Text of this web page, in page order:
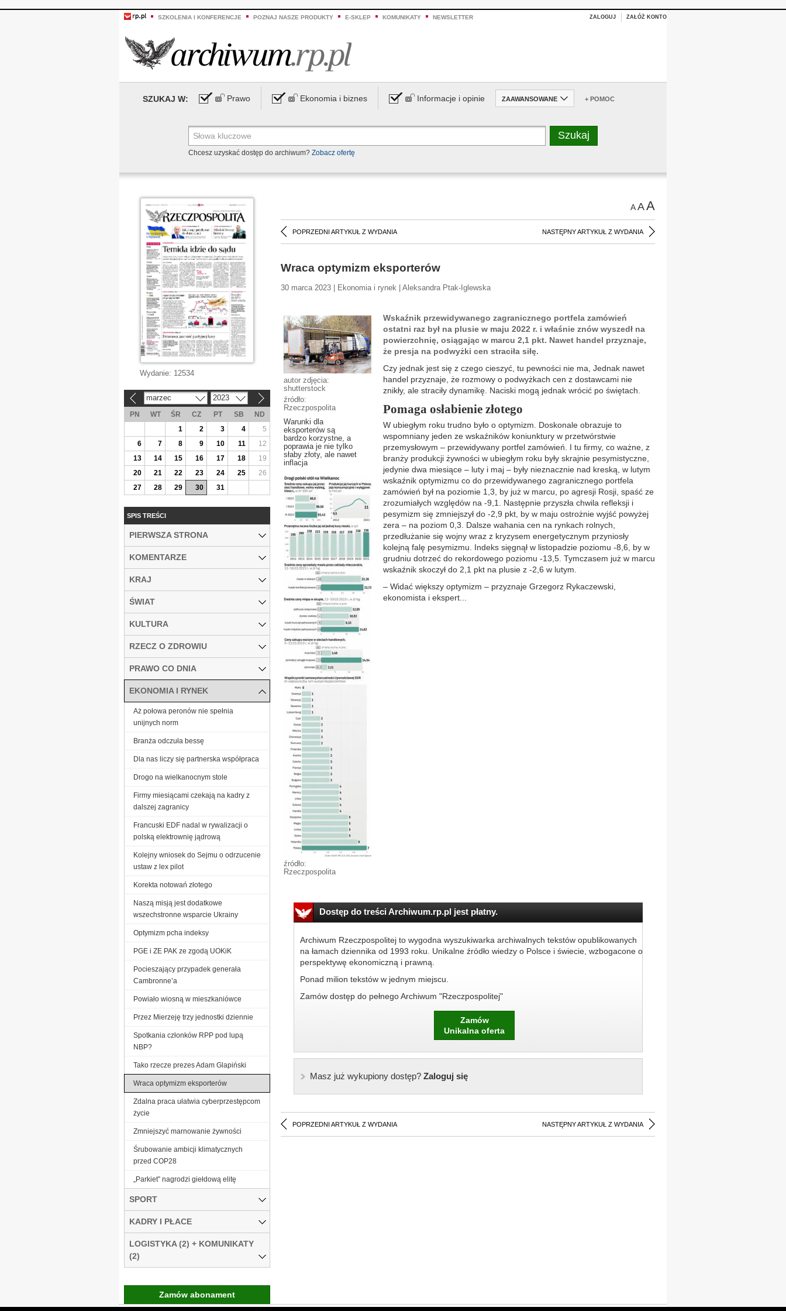
SZKOLENIA I KONFERENCJE POZNAJ NASZE PRODUKTY E-SKLEP KOMUNIKATY NEWSLETTER ZALOGUJ ZAŁÓŻ KONTO
SZUKAJ W: Prawo Ekonomia i biznes Informacje i opinie ZAAWANSOWANE + POMOC
Chcesz uzyskać dostęp do archiwum? Zobacz ofertę
AAA
POPRZEDNI ARTYKUŁ Z WYDANIA NASTĘPNY ARTYKUŁ Z WYDANIA
Wraca optymizm eksporterów
30 marca 2023 | Ekonomia i rynek | Aleksandra Ptak-Iglewska
autor zdjęcia:
shutterstock
źródło:
Rzeczpospolita
Warunki dla
eksporterów są
bardzo korzystne, a
poprawia je nie tylko
słaby złoty, ale nawet
inflacja
źródło:
Rzeczpospolita
Wskaźnik przewidywanego zagranicznego portfela zamówień
ostatni raz był na plusie w maju 2022 r. i właśnie znów wyszedł na
powierzchnię, osiągając w marcu 2,1 pkt. Nawet handel przyznaje,
że presja na podwyżki cen straciła siłę.
Czy jednak jest się z czego cieszyć, tu pewności nie ma, Jednak nawet
handel przyznaje, że rozmowy o podwyżkach cen z dostawcami nie
znikły, ale straciły dynamikę. Naciski mogą jednak wrócić po świętach.
Pomaga osłabienie złotego
W ubiegłym roku trudno było o optymizm. Doskonale obrazuje to
wspomniany jeden ze wskaźników koniunktury w przetwórstwie
przemysłowym – przewidywany portfel zamówień. I tu firmy, co ważne, z
branży produkcji żywności w ubiegłym roku były skrajnie pesymistyczne,
jedynie dwa miesiące – luty i maj – były nieznacznie nad kreską, w lutym
wskaźnik optymizmu co do przewidywanego zagranicznego portfela
zamówień był na poziomie 1,3, by już w marcu, po agresji Rosji, spaść ze
zrozumiałych względów na -9,1. Następnie przyszła chwila refleksji i
pesymizm się zmniejszył do -2,9 pkt, by w maju ostrożnie wyjść powyżej
zera – na poziom 0,3. Dalsze wahania cen na rynkach rolnych,
przedłużanie się wojny wraz z kryzysem energetycznym przyniosły
kolejną falę pesymizmu. Indeks sięgnął w listopadzie poziomu -8,6, by w
grudniu dotrzeć do rekordowego poziomu -13,5. Tymczasem już w marcu
wskaźnik skoczył do 2,1 pkt na plusie z -2,6 w lutym.
– Widać większy optymizm – przyznaje Grzegorz Rykaczewski,
ekonomista i ekspert...
Dostęp do treści Archiwum.rp.pl jest płatny.
Archiwum Rzeczpospolitej to wygodna wyszukiwarka archiwalnych tekstów opublikowanych
na łamach dziennika od 1993 roku. Unikalne źródło wiedzy o Polsce i świecie, wzbogacone o
perspektywę ekonomiczną i prawną.
Ponad milion tekstów w jednym miejscu.
Zamów dostęp do pełnego Archiwum "Rzeczpospolitej"
Zamów
Unikalna oferta
Masz już wykupiony dostęp?Zaloguj się
POPRZEDNI ARTYKUŁ Z WYDANIA NASTĘPNY ARTYKUŁ Z WYDANIA
Wydanie: 12534
marzec 2023
PN WT ŚR CZ PT SB
ND
1
2 3 4
5
6
7 8 9 10 11
12
13
14 15 16 17 18
19
20
21 22 23 24 25
26
27
28 29 30 31
SPIS TREŚCI
PIERWSZA STRONA
KOMENTARZE
KRAJ
ŚWIAT
KULTURA
RZECZ O ZDROWIU
PRAWO CO DNIA
EKONOMIA I RYNEK
Aż połowa peronów nie spełnia
unijnych norm
Branża odczuła bessę
Dla nas liczy się partnerska współpraca
Drogo na wielkanocnym stole
Firmy miesiącami czekają na kadry z
dalszej zagranicy
Francuski EDF nadal w rywalizacji o
polską elektrownię jądrową
Kolejny wniosek do Sejmu o odrzucenie
ustaw z lex pilot
Korekta notowań złotego
Naszą misją jest dodatkowe
wszechstronne wsparcie Ukrainy
Optymizm pcha indeksy
PGE i ZE PAK ze zgodą UOKiK
Pocieszający przypadek generała
Cambronne’a
Powiało wiosną w mieszkaniówce
Przez Mierzeję trzy jednostki dziennie
Spotkania członków RPP pod lupą
NBP?
Tako rzecze prezes Adam Glapiński
Wraca optymizm eksporterów
Zdalna praca ułatwia cyberprzestępcom
życie
Zmniejszyć marnowanie żywności
Śrubowanie ambicji klimatycznych
przed COP28
„Parkiet” nagrodzi giełdową elitę
SPORT
KADRY I PŁACE
LOGISTYKA (2) + KOMUNIKATY
(2)
Zamów abonament